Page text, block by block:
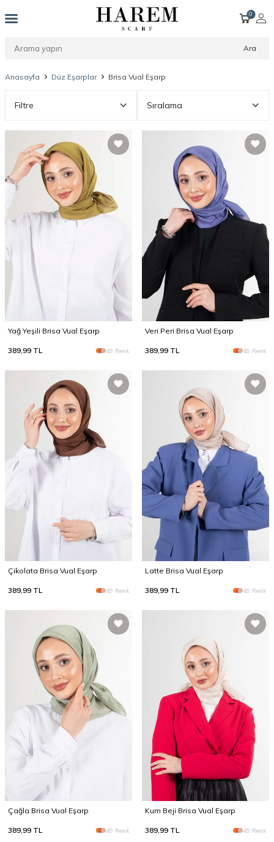
Ara
0
Anasayfa Düz Eşarplar Brisa Vual Eşarp
Filtre Sıralama
Yağ Yeşili Brisa Vual Eşarp
389,99 TL 49 Renk
Veri Peri Brisa Vual Eşarp
389,99 TL 49 Renk
Çikolata Brisa Vual Eşarp
389,99 TL 49 Renk
Latte Brisa Vual Eşarp
389,99 TL 49 Renk
Çağla Brisa Vual Eşarp
389,99 TL 49 Renk
Kum Beji Brisa Vual Eşarp
389,99 TL 49 Renk